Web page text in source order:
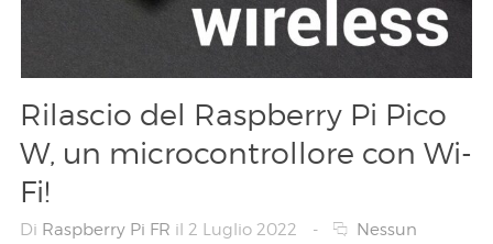
Rilascio del Raspberry Pi Pico
W, un microcontrollore con Wi-
Fi!
Di Raspberry Pi FR il 2 Luglio 2022 -
Nessun